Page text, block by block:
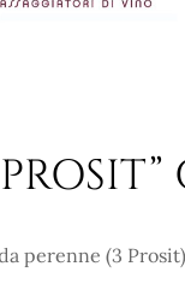
perenne (3 Prosit)